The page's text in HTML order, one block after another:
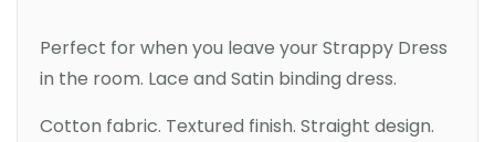
Perfect for when you leave your Strappy Dress
in the room. Lace and Satin binding dress.
Cotton fabric. Textured finish. Straight design.